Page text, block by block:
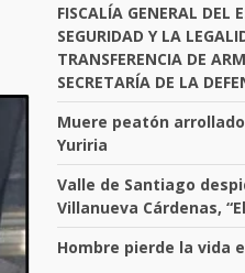
FISCALÍA GENERAL DEL
SEGURIDAD Y LA
TRANSFERENCIA DE
SECRETARÍA DE LA
Muere peatón
Yuriria
Valle de Santiago
Villanueva Cárdenas,
Hombre pierde la vida